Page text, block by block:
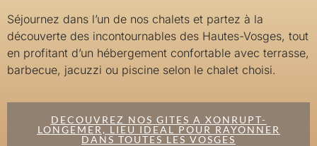
Séjournez dans l’un de nos chalets et partez à la
découverte des incontournables des Hautes-Vosges, tout
en profitant d’un hébergement confortable avec terrasse,
barbecue, jacuzzi ou piscine selon le chalet choisi.
DECOUVREZ NOS GITES A XONRUPT-
LONGEMER, LIEU IDEAL POUR RAYONNER
DANS TOUTES LES VOSGES